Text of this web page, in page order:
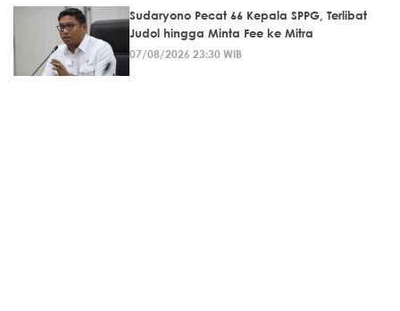
Sudaryono Pecat 66 Kepala SPPG, Terlibat
Judol hingga Minta Fee ke Mitra
07/08/2026 23:30 WIB